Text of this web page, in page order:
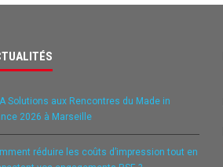
Solutions aux Rencontres du Made in
2026 à Marseille
réduire les coûts d’impression tout en